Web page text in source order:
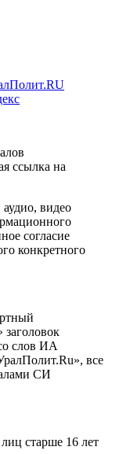
ссылка на
видео
согласие
конкретного
слов ИА
все
СИ
старше 16 лет